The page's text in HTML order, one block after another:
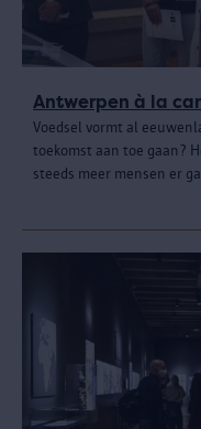
Antwerpen à la
Voedsel vormt al
toekomst aan toe gaan?
steeds meer mensen er